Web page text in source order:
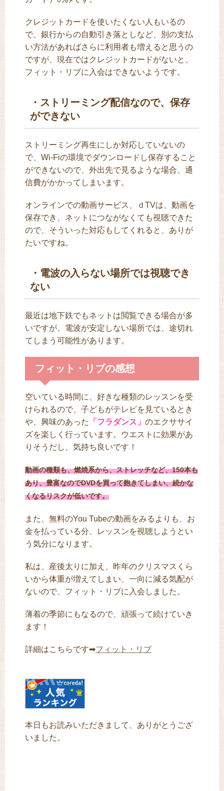
クレジットカードを使いたくない人もいるの
で、銀行からの自動引き落としなど、別の支払
い方法があればさらに利用者も増えると思うの
ですが、現在ではクレジットカードがないと、
フィット・リブに入会はできないようです。
・ストリーミング配信なので、保存
ができない
ストリーミング再生にしか対応していないの
で、Wi-Fiの環境でダウンロードし保存すること
ができないので、外出先で見るような場合、通
信費がかかってしまいます。
オンラインでの動画サービス、ｄTVは、動画を
保存でき、ネットにつながなくても視聴できた
ので、そういった対応もしてくれると、ありが
たいですね。
・電波の入らない場所では視聴でき
ない
最近は地下鉄でもネットは閲覧できる場合が多
いですが、電波が安定しない場所では、途切れ
てしまう可能性があります。
フィット・リブの感想
空いている時間に、好きな種類のレッスンを受
けられるので、子どもがテレビを見ているとき
や、興味のあった
「フラダンス」 のエクササイ
ズを楽しく行っています。ウエストに効果があ
りそうだし、気持ち良いです！
動画の種類も、燃焼系から、ストレッチなど、150本も
あり、豊富なのでDVDを買って飽きてしまい、続かな
くなるリスクが低いです。
また、無料のYou Tubeの動画をみるよりも、お
金を払っている分、レッスンを視聴しようとい
う気分になります。
私は、産後太りに加え、昨年のクリスマスくら
いから体重が増えてしまい、一向に減る気配が
ないので、フィット・リブに入会しました。
薄着の季節にもなるので、頑張って続けていき
ます！
詳細はこちらです➡フィット・リブ
本日もお読みいただきまして、ありがとうござ
いました。